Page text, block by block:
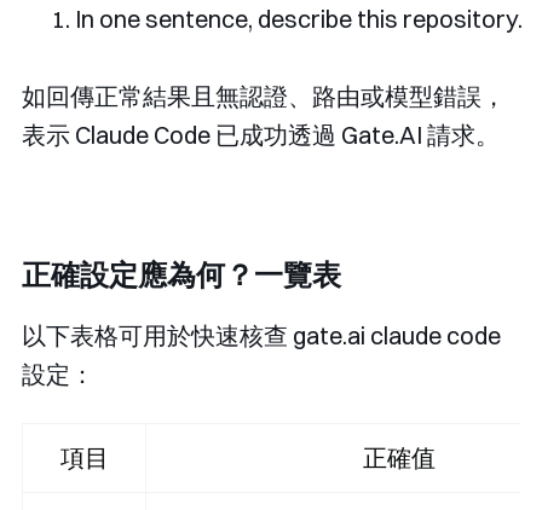
In one sentence, describe this repository.
如回傳正常結果且無認證、路由或模型錯誤，
表示 Claude Code 已成功透過 Gate.AI 請求。
正確設定應為何？一覽表
以下表格可用於快速核查 gate.ai claude code
設定：
項目 正確值